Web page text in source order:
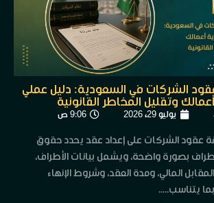
الشركات في السعودية: دليل عملي
وتقليل المخاطر القانونية
يوليو 29, 2026 9:06 ص
عقود الشركات على إعداد عقد يحدد حقوق
بصورة واضحة، ويشمل بيانات الأطراف،
المالي، ومدة العقد، وشروط الإنهاء
يتناسب.....